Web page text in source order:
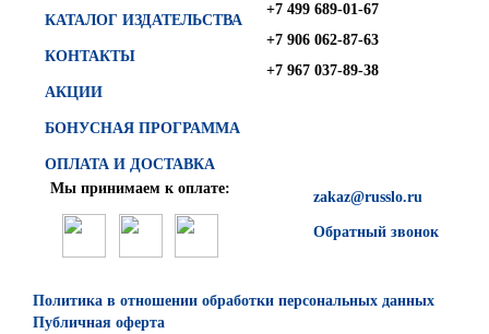
КАТАЛОГ ИЗДАТЕЛЬСТВА
КОНТАКТЫ
АКЦИИ
БОНУСНАЯ ПРОГРАММА
ОПЛАТА И ДОСТАВКА
+7 499 689-01-67
+7 906 062-87-63
+7 967 037-89-38
zakaz@russlo.ru
Обратный звонок
Мы принимаем к оплате:
Политика в отношении обработки персональных данных
Публичная оферта